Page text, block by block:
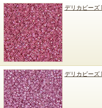
デリカビーズ
デリカビーズ